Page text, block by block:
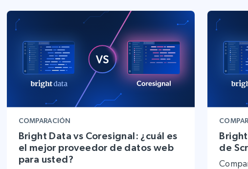
COMPARACIÓN
Bright Data vs Coresignal: ¿cuál es
el mejor proveedor de datos web
para usted?
de